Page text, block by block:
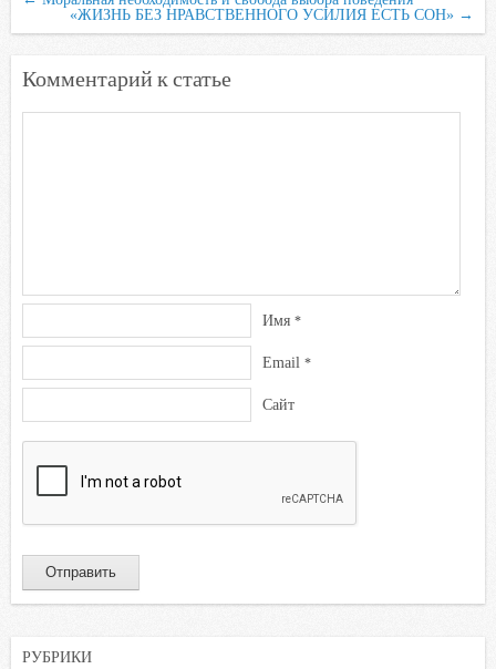
o
k
r
p
p
u
a
s
«ЖИЗНЬ БЕЗ НРАВСТВЕННОГО УСИЛИЯ ЕСТЬ СОН» →
Комментарий к статье
Имя *
Email *
Сайт
РУБРИКИ